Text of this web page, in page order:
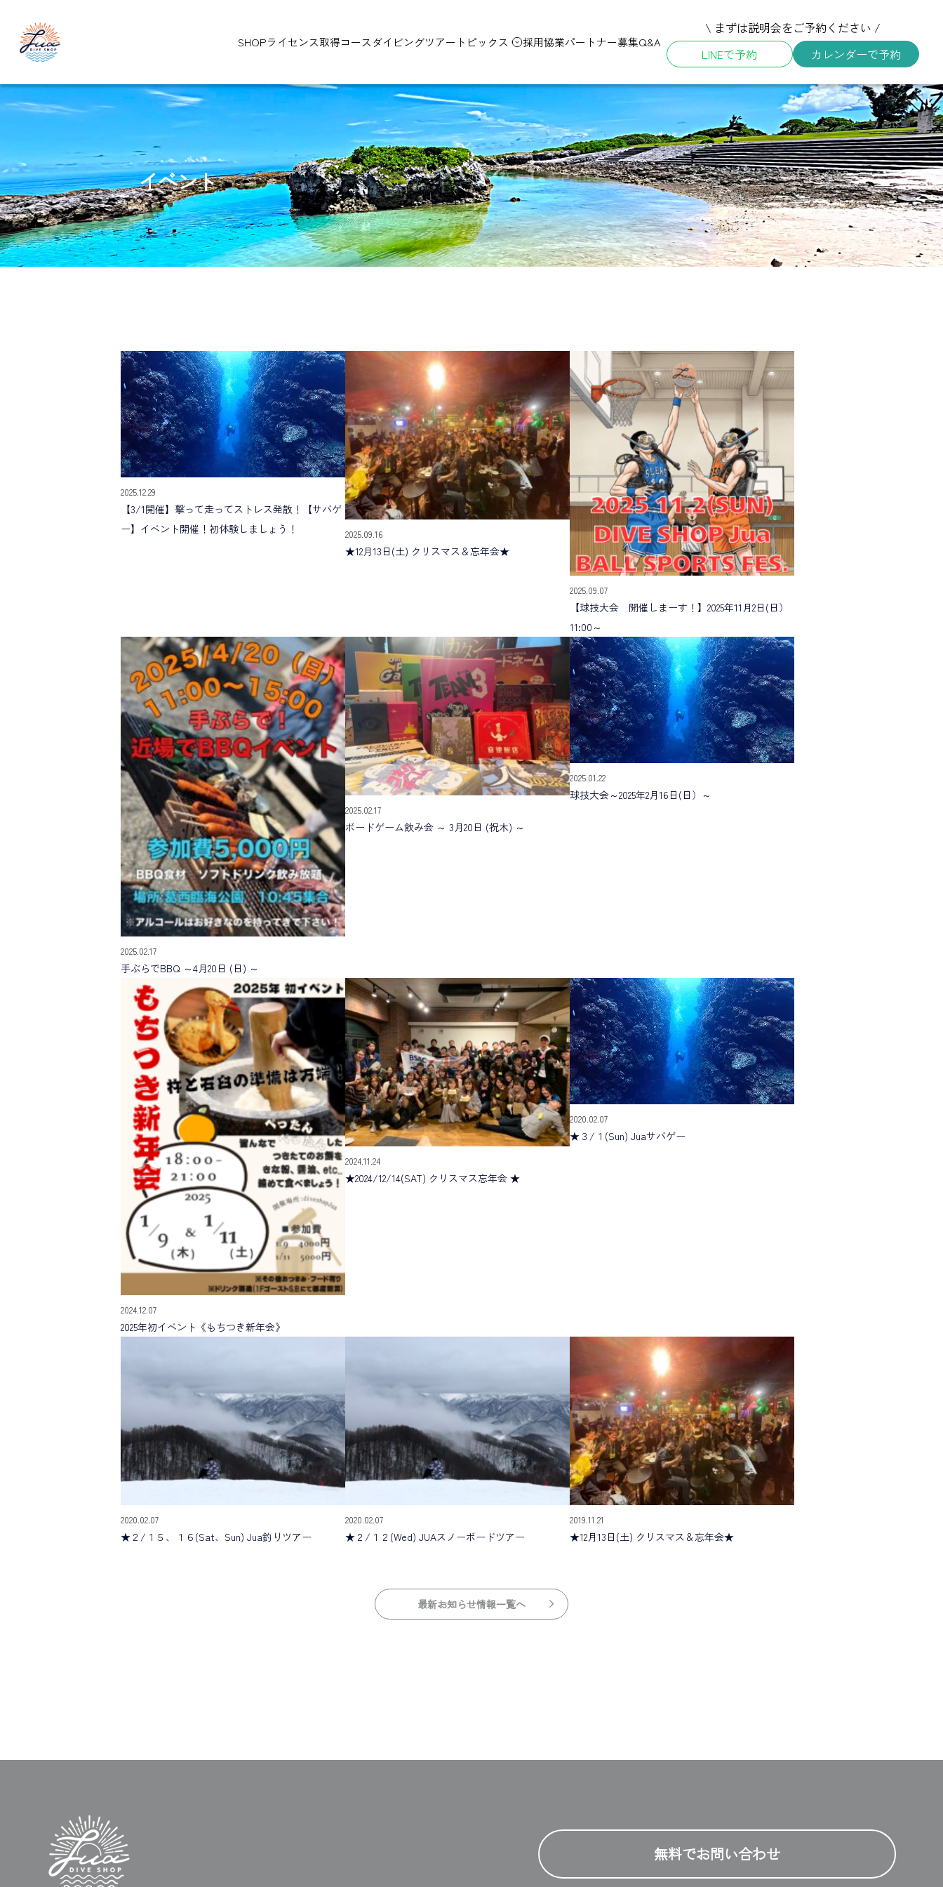
SHOPライセンス取得コースダイビングツアー トピックス 採用協業パートナー募集Q&A
\ まずは説明会をご予約ください /
LINEで予約
カレンダーで予約
イベント
2025.12.29
【3/1開催】撃って走ってストレス発散！【サバゲ
ー】イベント開催！初体験しましょう！
2025.09.16
★12月13日(土) クリスマス＆忘年会★
2025.09.07
【球技大会 開催しまーす！】2025年11月2日(日）
11:00～
2025.02.17
手ぶらでBBQ ～4月20日 (日) ～
2025.02.17
ボードゲーム飲み会 ～ 3月20日 (祝木) ～
2025.01.22
球技大会～2025年2月16日(日）～
2024.12.07
2025年初イベント《もちつき新年会》
2024.11.24
★2024/12/14(SAT) クリスマス忘年会 ★
2020.02.07
★３/１(Sun) Juaサバゲー
2020.02.07
★２/１５、１６(Sat、Sun) Jua釣りツアー
2020.02.07
★２/１２(Wed) JUAスノーボードツアー
2019.11.21
★12月13日(土) クリスマス＆忘年会★
最新お知らせ情報一覧へ
無料でお問い合わせ